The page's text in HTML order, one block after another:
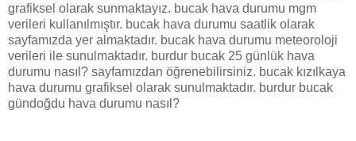
grafiksel olarak sunmaktayız. bucak hava durumu mgm
verileri kullanılmıştır. bucak hava durumu saatlik olarak
sayfamızda yer almaktadır. bucak hava durumu meteoroloji
verileri ile sunulmaktadır. burdur bucak 25 günlük hava
durumu nasıl? sayfamızdan öğrenebilirsiniz. bucak kızılkaya
hava durumu grafiksel olarak sunulmaktadır. burdur bucak
gündoğdu hava durumu nasıl?